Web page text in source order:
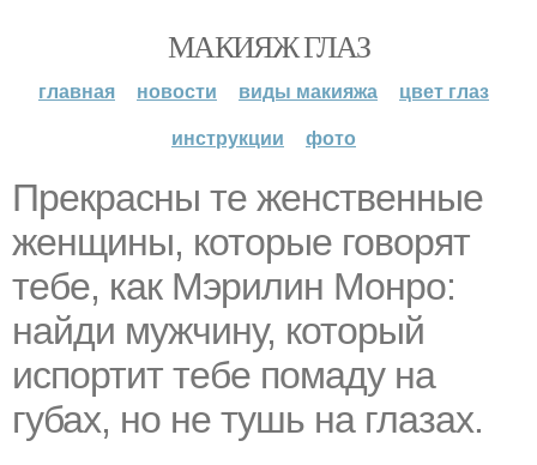
МАКИЯЖ ГЛАЗ
главная новости виды макияжа
цвет глаз
инструкции
фото
Прекрасны те женственные
женщины, которые говорят
тебе, как Мэрилин Монро:
найди мужчину, который
испортит тебе помаду на
губах, но не тушь на глазах.